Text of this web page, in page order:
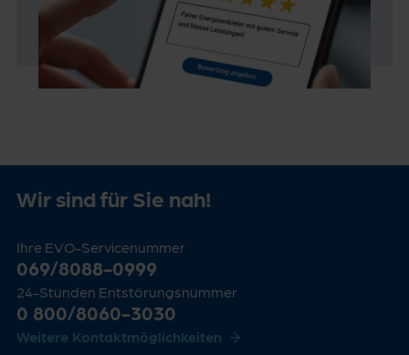
Wir sind für Sie nah!
Ihre EVO-Servicenummer
069/8088-0999
24-Stunden Entstörungsnummer
0 800/8060-3030
Weitere Kontaktmöglichkeiten